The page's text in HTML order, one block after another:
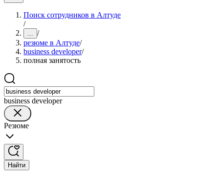
Поиск сотрудников в Алтуде
/
... /
резюме в Алтуде/
business developer/
полная занятость
business developer
Резюме
Найти